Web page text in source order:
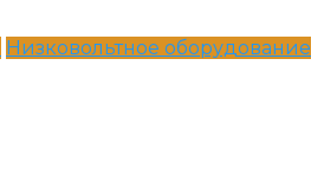
Низковольтное оборудование